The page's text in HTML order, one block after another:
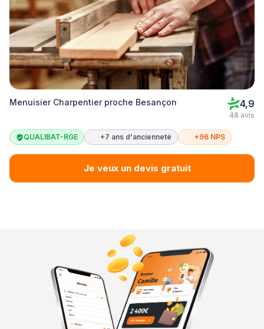
Menuisier Charpentier proche Besançon 4,9
48 avis
QUALIBAT-RGE +7 ans d'ancienneté +96 NPS
Je veux un devis gratuit